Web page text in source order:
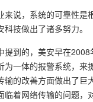
来说，系统的可靠性是
技做出了诸多努力。
提到的，美安早在2008
为一体的报警系统，来
输的改善方面做出了巨
临着网络传输的问题，